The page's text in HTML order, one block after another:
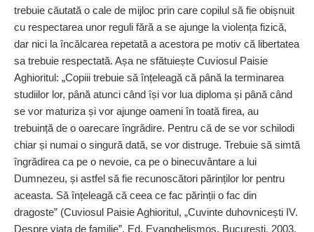
trebuie căutată o cale de mijloc prin care copilul să fie obișnuit
cu respectarea unor reguli fără a se ajunge la violența fizică,
dar nici la încălcarea repetată a acestora pe motiv că libertatea
sa trebuie respectată. Așa ne sfătuiește Cuviosul Paisie
Aghioritul: „Copiii trebuie să înțeleagă că până la terminarea
studiilor lor, până atunci când își vor lua diploma și până când
se vor maturiza și vor ajunge oameni în toată firea, au
trebuință de o oarecare îngrădire. Pentru că de se vor schilodi
chiar și numai o singură dată, se vor distruge. Trebuie să simtă
îngrădirea ca pe o nevoie, ca pe o binecuvântare a lui
Dumnezeu, și astfel să fie recunoscători părinților lor pentru
aceasta. Să înțeleagă că ceea ce fac părinții o fac din
dragoste” (Cuviosul Paisie Aghioritul, „Cuvinte duhovnicești IV.
Despre viața de familie”, Ed. Evanghelismos, București, 2003,